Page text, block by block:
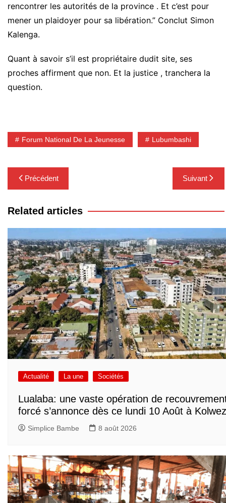
rencontrer les autorités de la province . Et c’est pour
mener un plaidoyer pour sa libération.” Conclut Simon
Kalenga.
Quant à savoir s’il est propriétaire dudit site, ses
proches affirment que non. Et la justice , tranchera la
question.
Forum National De La Jeunesse Lubumbashi
Navigation
de
l’article
Précédent Suivant
Related articles
Actualité La une Sociétés
Lualaba: une vaste opération de
forcé s’annonce dès ce lundi 10 Août à
Simplice Bambe 8 août 2026